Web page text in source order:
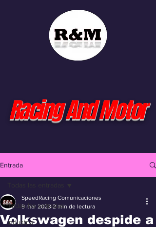
Racing And Motor
Entrada
Todas las entradas
Industria
Todas las entradas
Volkswagen despide a
SpeedRacing Comunicaciones
9 mar 2023 2 min de lectura